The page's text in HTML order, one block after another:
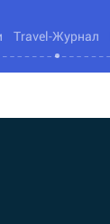
Travel-Журнал